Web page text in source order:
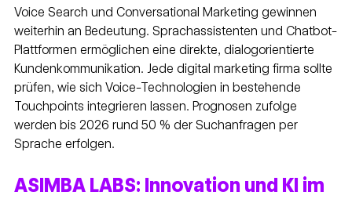
Voice Search und Conversational Marketing gewinnen
weiterhin an Bedeutung. Sprachassistenten und Chatbot-
Plattformen ermöglichen eine direkte, dialogorientierte
Kundenkommunikation. Jede digital marketing firma sollte
prüfen, wie sich Voice-Technologien in bestehende
Touchpoints integrieren lassen. Prognosen zufolge
werden bis 2026 rund 50 % der Suchanfragen per
Sprache erfolgen.
ASIMBA LABS: Innovation und KI im